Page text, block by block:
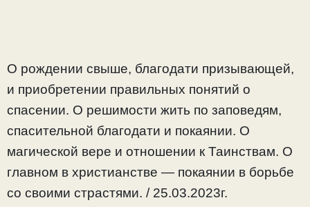
О рождении свыше, благодати призывающей,
и приобретении правильных понятий о
спасении. О решимости жить по заповедям,
спасительной благодати и покаянии. О
магической вере и отношении к Таинствам. О
главном в христианстве — покаянии в борьбе
со своими страстями. / 25.03.2023г.